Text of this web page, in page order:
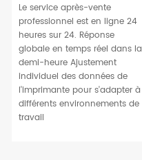
Le service après-vente
professionnel est en ligne 24
heures sur 24. Réponse
globale en temps réel dans la
demi-heure Ajustement
individuel des données de
l'imprimante pour s'adapter à
différents environnements de
travail